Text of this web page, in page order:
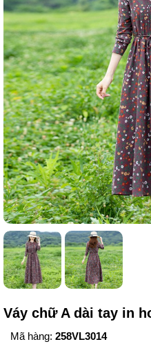
Váy chữ A dài tay in
Mã hàng: 258VL3014